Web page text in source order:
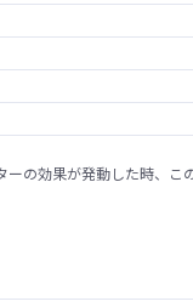
の効果が発動した時、こ